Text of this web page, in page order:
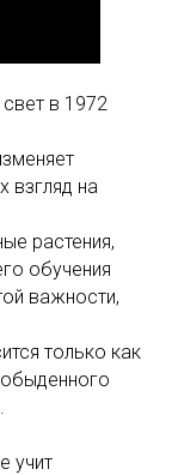
в 1972
взгляд на
растения,
обучения
важности,
только как
учит